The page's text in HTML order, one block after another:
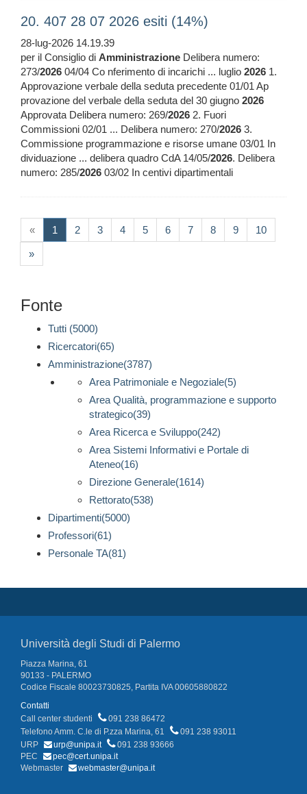
20. 407 28 07 2026 esiti (14%)
28-lug-2026 14.19.39
per il Consiglio di Amministrazione Delibera numero:
273/2026 04/04 Co nferimento di incarichi ... luglio 2026 1.
Approvazione verbale della seduta precedente 01/01 Ap
provazione del verbale della seduta del 30 giugno 2026
Approvata Delibera numero: 269/2026 2. Fuori
Commissioni 02/01 ... Delibera numero: 270/2026 3.
Commissione programmazione e risorse umane 03/01 In
dividuazione ... delibera quadro CdA 14/05/2026. Delibera
numero: 285/2026 03/02 In centivi dipartimentali
« 1 (current)
2 3 4 5 6 7 8 9 10
»
Fonte
Tutti (5000)
Ricercatori(65)
Amministrazione(3787)
Area Patrimoniale e Negoziale(5)
Area Qualità, programmazione e supporto
strategico(39)
Area Ricerca e Sviluppo(242)
Area Sistemi Informativi e Portale di
Ateneo(16)
Direzione Generale(1614)
Rettorato(538)
Dipartimenti(5000)
Professori(61)
Personale TA(81)
Università degli Studi di Palermo
Piazza Marina, 61
90133 - PALERMO
Codice Fiscale 80023730825, Partita IVA 00605880822
Contatti
Call center studenti
091 238 86472
Telefono Amm. C.le di P.zza Marina, 61
091 238 93011
URP
urp@unipa.it
091 238 93666
PEC
pec@cert.unipa.it
Webmaster
webmaster@unipa.it